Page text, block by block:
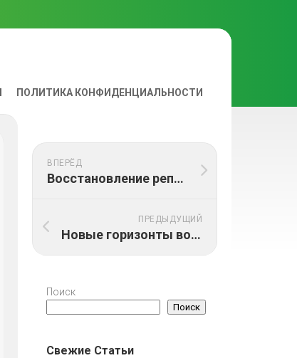
ПОЛИТИКА КОНФИДЕНЦИАЛЬНОСТИ
ВПЕРЁД
Восстановление репродуктивного здоровья после онкологии: методы и рекомендации
ПРЕДЫДУЩИЙ
Новые горизонты восстановления после онкологии: клинические исследования и инновационные методы
Поиск
Поиск
Свежие Статьи